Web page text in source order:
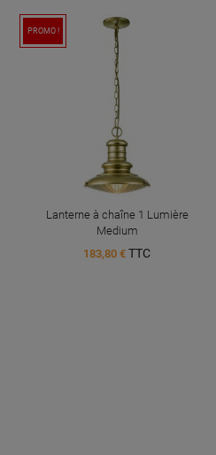
PROMO !
Lanterne à chaîne 1 Lumière
Medium
183,80 € TTC